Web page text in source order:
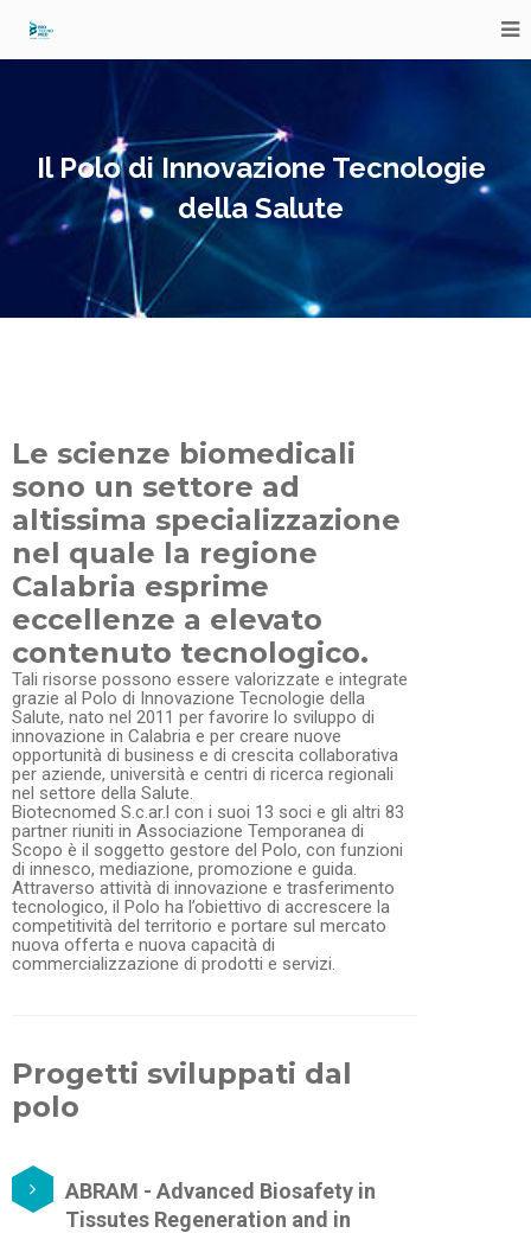
Il Polo di Innovazione Tecnologie
della Salute
Le scienze biomedicali
sono un settore ad
altissima specializzazione
nel quale la regione
Calabria esprime
eccellenze a elevato
contenuto tecnologico.
Tali risorse possono essere valorizzate e integrate
grazie al Polo di Innovazione Tecnologie della
Salute, nato nel 2011 per favorire lo sviluppo di
innovazione in Calabria e per creare nuove
opportunità di business e di crescita collaborativa
per aziende, università e centri di ricerca regionali
nel settore della Salute.
Biotecnomed S.c.ar.l con i suoi 13 soci e gli altri 83
partner riuniti in Associazione Temporanea di
Scopo è il soggetto gestore del Polo, con funzioni
di innesco, mediazione, promozione e guida.
Attraverso attività di innovazione e trasferimento
tecnologico, il Polo ha l’obiettivo di accrescere la
competitività del territorio e portare sul mercato
nuova offerta e nuova capacità di
commercializzazione di prodotti e servizi.
Progetti sviluppati dal
polo
ABRAM - Advanced Biosafety in
Tissutes Regeneration and in